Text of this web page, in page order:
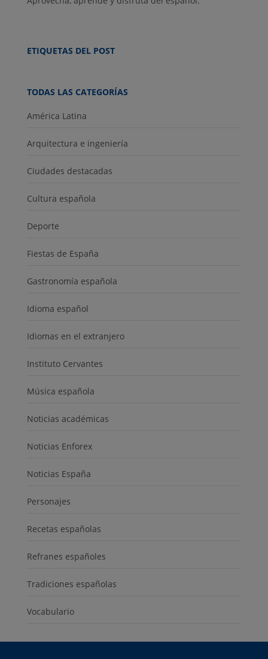
ETIQUETAS DEL POST
TODAS LAS CATEGORÍAS
América Latina
Arquitectura e ingeniería
Ciudades destacadas
Cultura española
Deporte
Fiestas de España
Gastronomía española
Idioma español
Idiomas en el extranjero
Instituto Cervantes
Música española
Noticias académicas
Noticias Enforex
Noticias España
Personajes
Recetas españolas
Refranes españoles
Tradiciones españolas
Vocabulario